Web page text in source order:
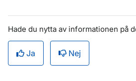
Hade du nytta av informationen på
Ja Nej